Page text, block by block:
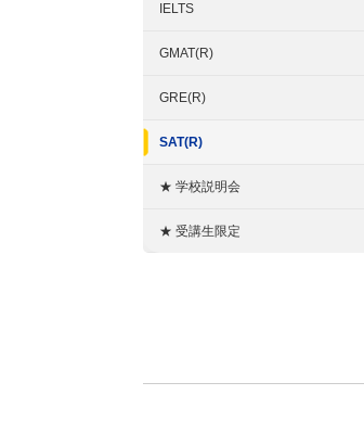
IELTS
GMAT(R)
GRE(R)
SAT(R)
★ 学校説明会
★ 受講生限定